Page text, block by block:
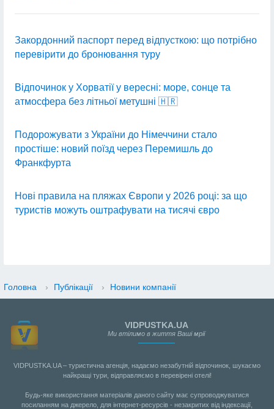
Закордонний паспорт перед відпусткою: що потрібно
перевірити до бронювання туру
Відпочинок у Хорватії у вересні: море, сонце та
атмосфера без літньої метушні 🇭🇷
Подорожувати з України до Німеччини стало
простіше: новий поїзд через Перемишль до
Франкфурта
Нові правила на пляжах Європи у 2026 році: за що
туристів можуть оштрафувати на тисячі євро
Головна › Публікації › Новини компанії
VIDPUSTKA.UA
Ми втілимо в життя Ваші мрії
VIDPUSTKA.UA – туристична агенція, надаємо незабутній відпочинок, шукаємо
найкращі тури, відправляємо в перевірені отелі!
Будь-яке використання матеріалів даного сайту має супроводжуватися
посиланням на джерело, для інтернет-ресурсів - незакритих від індексації,